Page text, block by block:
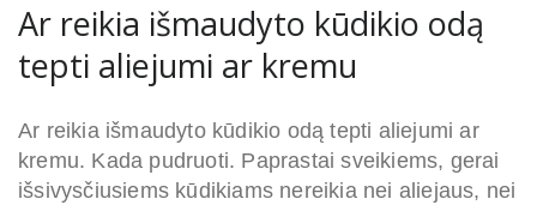
Ar reikia išmaudyto kūdikio odą
tepti aliejumi ar kremu
Ar reikia išmaudyto kūdikio odą tepti aliejumi ar
kremu. Kada pudruoti. Paprastai sveikiems, gerai
išsivysčiusiems kūdikiams nereikia nei aliejaus, nei